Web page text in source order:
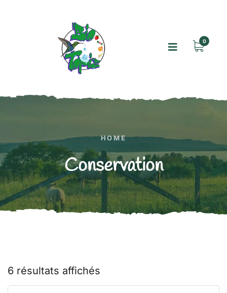
0
HOME
Conservation
6 résultats affichés